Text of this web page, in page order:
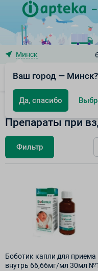
Минск
Ваш город — Минск?
Да, спасибо
Пищеварительная система
Препараты при
Фильтр
Боботик капли для приема
внутрь 66,66мг/мл 30мл №1